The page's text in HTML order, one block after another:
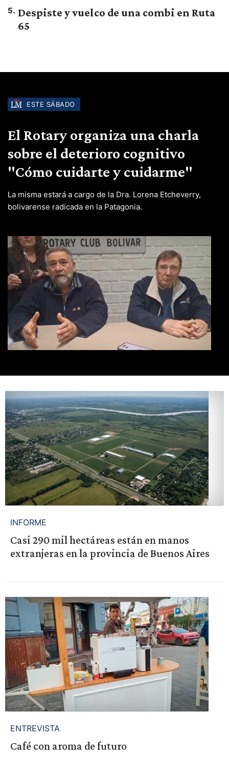
5. Despiste y vuelco de una combi en Ruta
65
ESTE SÁBADO
El Rotary organiza una charla
sobre el deterioro cognitivo
"Cómo cuidarte y cuidarme"
La misma estará a cargo de la Dra. Lorena Etcheverry,
bolivarense radicada en la Patagonia.
INFORME
Casi 290 mil hectáreas están en manos
extranjeras en la provincia de Buenos Aires
ENTREVISTA
Café con aroma de futuro